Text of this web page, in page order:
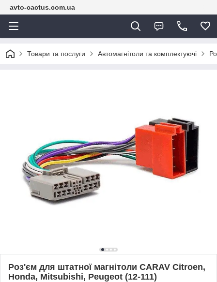
avto-cactus.com.ua
Товари та послуги Автомагнітоли та комплектуючі
Роз'єм для штатної магнітоли CARAV Citroen,
Honda, Mitsubishi, Peugeot (12-111)